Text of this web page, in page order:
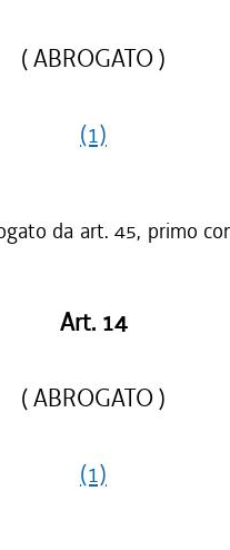
( ABROGATO )
(1)
da art. 45, primo
Art. 14
( ABROGATO )
(1)